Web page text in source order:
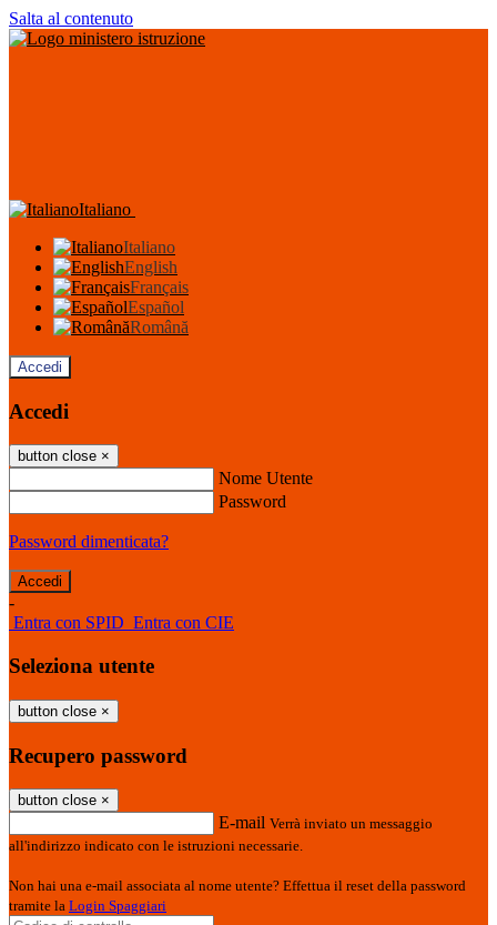
Salta al contenuto
Italiano
Italiano
English
Français
Español
Română
Accedi
Accedi
button close ×
Nome Utente
Password
Password dimenticata?
-
Entra con SPID Entra con CIE
Seleziona utente
button close ×
Recupero password
button close ×
E-mail Verrà inviato un messaggio
all'indirizzo indicato con le istruzioni necessarie.
Non hai una e-mail associata al nome utente? Effettua il reset della password
tramite la Login Spaggiari